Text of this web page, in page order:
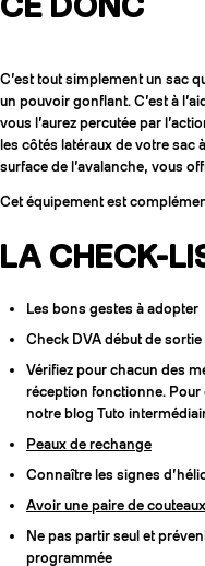
C’est tout simplement un sac
un pouvoir gonflant. C’est à
vous l’aurez percutée par
les côtés latéraux de votre sac
surface de l’avalanche, vous
Cet équipement est
LA CHECK-
Les bons gestes à adopter
Check DVA début de sortie
Vérifiez pour chacun des
réception fonctionne. Pour
notre blog Tuto
Peaux de rechange
Connaître les signes
Avoir une paire de couteaux
Ne pas partir seul et
programmée